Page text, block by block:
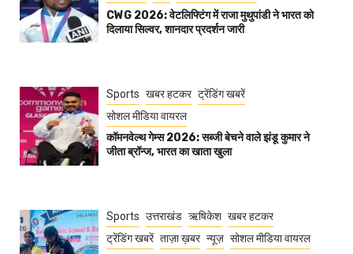
CWG 2026: वेटलिफ्टिंग में राजा मुथुपांडी ने भारत को
दिलाया सिल्वर, शानदार प्रदर्शन जारी
Sports खबर हटकर ट्रेंडिंग खबरें
सोशल मीडिया वायरल
कॉमनवेल्थ गेम्स 2026: सब्जी बेचने वाले झंडू कुमार ने
जीता ब्रॉन्ज, भारत का खाता खुला
Sports उत्तराखंड ऋषिकेश खबर हटकर
ट्रेंडिंग खबरें ताज़ा ख़बर न्यूज़ सोशल मीडिया वायरल